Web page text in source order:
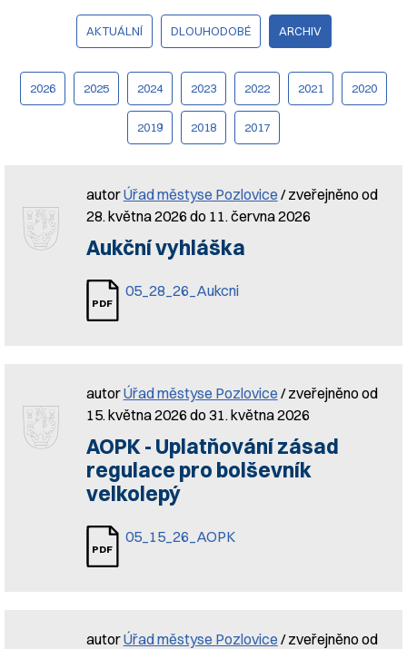
AKTUÁLNÍ DLOUHODOBÉ ARCHIV
2026 2025 2024 2023 2022 2021 2020
2019 2018 2017
autorÚřad městyse Pozlovice / zveřejněno od
28. května 2026 do 11. června 2026
Aukční vyhláška
05_28_26_Aukcni
autorÚřad městyse Pozlovice / zveřejněno od
15. května 2026 do 31. května 2026
AOPK - Uplatňování zásad
regulace pro bolševník
velkolepý
05_15_26_AOPK
autorÚřad městyse Pozlovice / zveřejněno od